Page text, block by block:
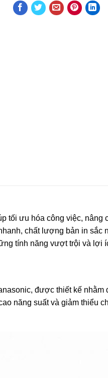
ưu hóa công việc, nâng
chất lượng bản in
tính năng vượt trội và lợi
được thiết kế
năng suất và giảm thiểu